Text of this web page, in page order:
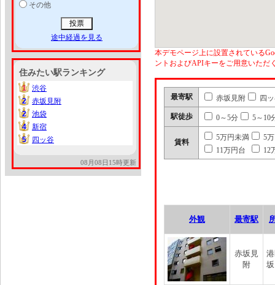
その他
途中経過を見る
住みたい駅ランキング
1
1
渋谷
2
2
赤坂見附
2
2
池袋
4
4
新宿
5
5 四ッ谷
08月08日15時更新
本デモページ上に設置されている
ントおよびAPIキーをご用意いただ
最寄駅 赤坂見附 四
駅徒歩 0～5分 5～10
賃料
5万円未満
5
11万円台
12
外観 最寄駅
赤坂見
附